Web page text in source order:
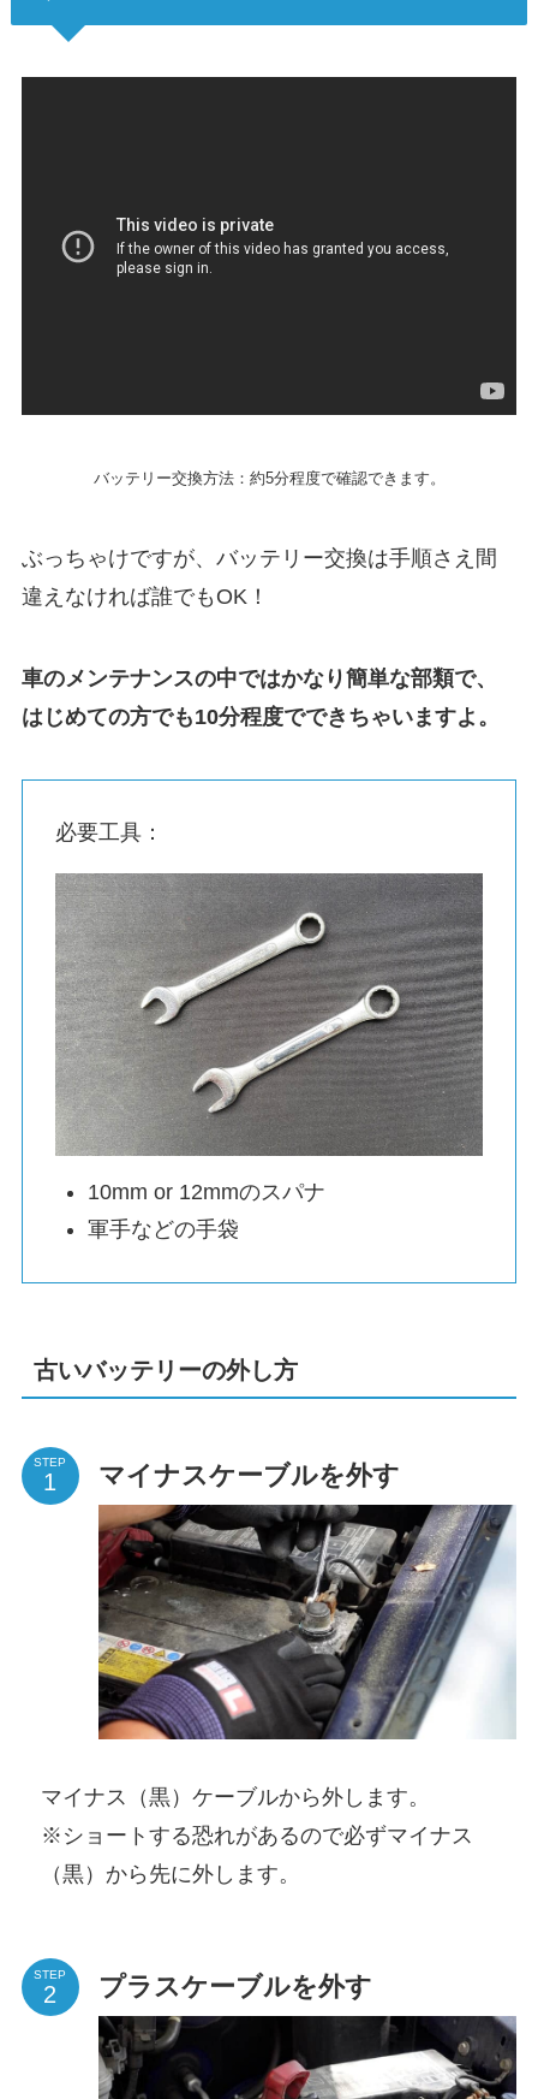
バッテリー交換方法：約5分程度で確認できます。
ぶっちゃけですが、バッテリー交換は手順さえ間
違えなければ誰でもOK！
車のメンテナンスの中ではかなり簡単な部類で、
はじめての方でも10分程度でできちゃいますよ。
必要工具：
10mm or 12mmのスパナ
軍手などの手袋
古いバッテリーの外し方
STEP マイナスケーブルを外す
マイナス（黒）ケーブルから外します。
※ショートする恐れがあるので必ずマイナス
（黒）から先に外します。
STEP プラスケーブルを外す